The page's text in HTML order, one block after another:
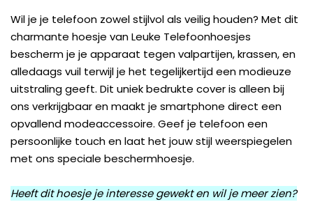
Wil je je telefoon zowel stijlvol als veilig houden? Met dit
charmante hoesje van Leuke Telefoonhoesjes
bescherm je je apparaat tegen valpartijen, krassen, en
alledaags vuil terwijl je het tegelijkertijd een modieuze
uitstraling geeft. Dit uniek bedrukte cover is alleen bij
ons verkrijgbaar en maakt je smartphone direct een
opvallend modeaccessoire. Geef je telefoon een
persoonlijke touch en laat het jouw stijl weerspiegelen
met ons speciale beschermhoesje.
Heeft dit hoesje je interesse gewekt en wil je meer zien?